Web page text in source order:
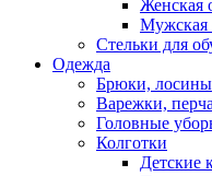
Женская
Мужская
Стельки для
Одежда
Брюки, лосины
Варежки,
Головные
Колготки
Детские